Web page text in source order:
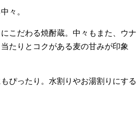
々。
こだわる焼酎蔵。中々もまた、ウナ
たりとコクがある麦の甘みが印象
ぴったり。水割りやお湯割りにする